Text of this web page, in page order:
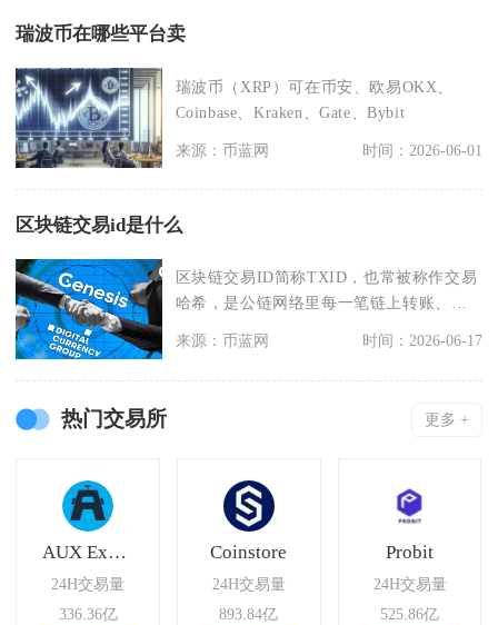
瑞波币在哪些平台卖
瑞波币（XRP）可在币安、欧易OKX、
Coinbase、Kraken、Gate、Bybit
来源：币蓝网 时间：2026-06-01
区块链交易id是什么
区块链交易ID简称TXID，也常被称作交易
哈希，是公链网络里每一笔链上转账、合
约交互专属的
来源：币蓝网 时间：2026-06-17
热门交易所 更多 +
AUX Exchange
24H交易量
336.36亿
Coinstore
24H交易量
893.84亿
Probit
24H交易量
525.86亿